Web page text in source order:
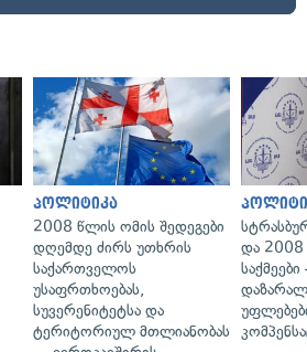
პოლიტიკა
2008 წლის ომის შედეგები
დღემდე ძირს უთხრის
საქართველოს
უსაფრთხოებას,
სუვერენიტეტსა და
ტერიტორიულ მთლიანობას
და 2008